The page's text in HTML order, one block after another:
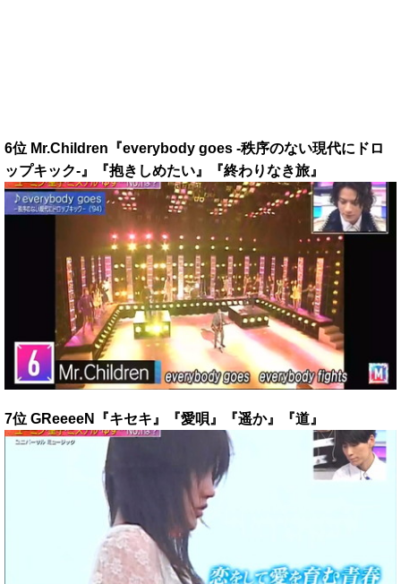
6位 Mr.Children『everybody goes -秩序のない現代にドロ
ップキック-』『抱きしめたい』『終わりなき旅』
7位 GReeeeN『キセキ』『愛唄』『遥か』『道』